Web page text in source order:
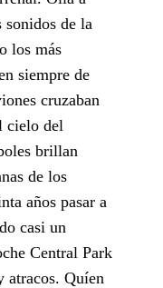
de la
los más
siempre de
cruzaban
cielo del
brillan
de los
años pasar a
casi un
Central Park
atracos. Quíen